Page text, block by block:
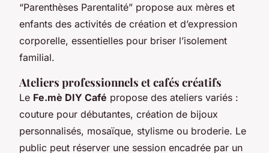
“Parenthèses Parentalité” propose aux mères et
enfants des activités de création et d’expression
corporelle, essentielles pour briser l’isolement
familial.
Ateliers professionnels et cafés créatifs
Le Fe.mè DIY Café propose des ateliers variés :
couture pour débutantes, création de bijoux
personnalisés, mosaïque, stylisme ou broderie. Le
public peut réserver une session encadrée par un